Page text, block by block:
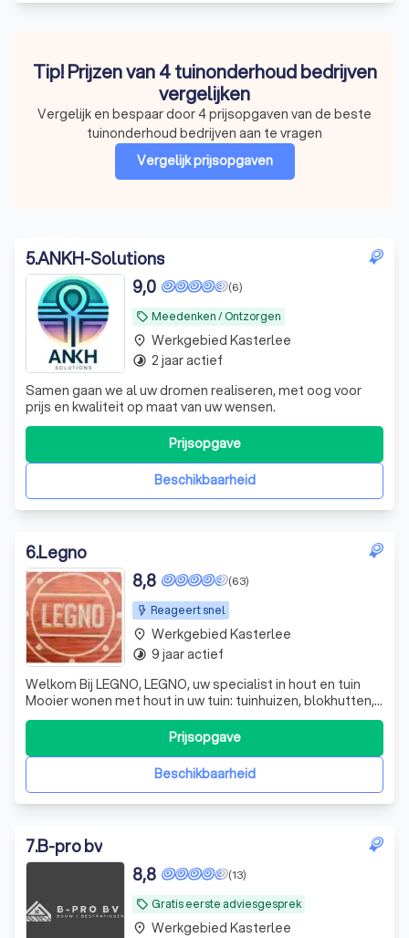
Tip! Prijzen van 4 tuinonderhoud bedrijven
vergelijken
Vergelijk en bespaar door 4 prijsopgaven van de beste
tuinonderhoud bedrijven aan te vragen
Vergelijk prijsopgaven
5.ANKH-Solutions
local_offer Meedenken / Ontzorgen
(6)
9,0
Samen gaan we al uw dromen realiseren, met oog voor
prijs en kwaliteit op maat van uw wensen.
Beschikbaarheid
Prijsopgave
place Werkgebied Kasterlee
timelapse 2 jaar actief
6.Legno
Reageert snel
(63)
8,8
Welkom Bij LEGNO, LEGNO, uw specialist in hout en tuin
Mooier wonen met hout in uw tuin: tuinhuizen, blokhutten,
carports, terrassen, tuinhout, omheining, tuinkantoor …
Bekijk onze werken of neem contact op voor een offerte.
Verschillende houtsoorten mogelijk Wilt u een terras in IP
of Thermowood, e
Beschikbaarheid
Prijsopgave
place Werkgebied Kasterlee
timelapse 9 jaar actief
7.B-pro bv
local_offer Gratis eerste adviesgesprek
(13)
8,8
place Werkgebied Kasterlee